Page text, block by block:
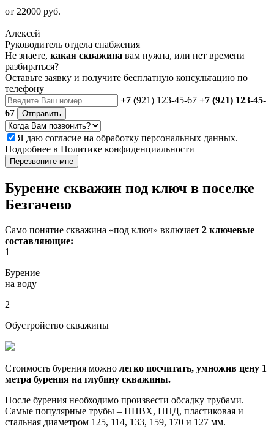
от 22000 руб.
Алексей
Руководитель отдела снабжения
Не знаете, какая скважина вам нужна, или нет времени
разбираться?
Оставьте заявку и получите бесплатную консультацию по
телефону
+7 (921) 123-45-67 +7 (921) 123-45-
67
Отправить
Я даю согласие на обработку персональных данных.
Подробнее в Политике конфиденциальности
Перезвоните мне
Бурение скважин под ключ в поселке
Безгачево
Само понятие скважина «под ключ» включает 2 ключевые
составляющие:
1
Бурение
на воду
2
Обустройство скважины
Стоимость бурения можно легко посчитать, умножив цену 1
метра бурения на глубину скважины.
После бурения необходимо произвести обсадку трубами.
Самые популярные трубы – НПВХ, ПНД, пластиковая и
стальная диаметром 125, 114, 133, 159, 170 и 127 мм.